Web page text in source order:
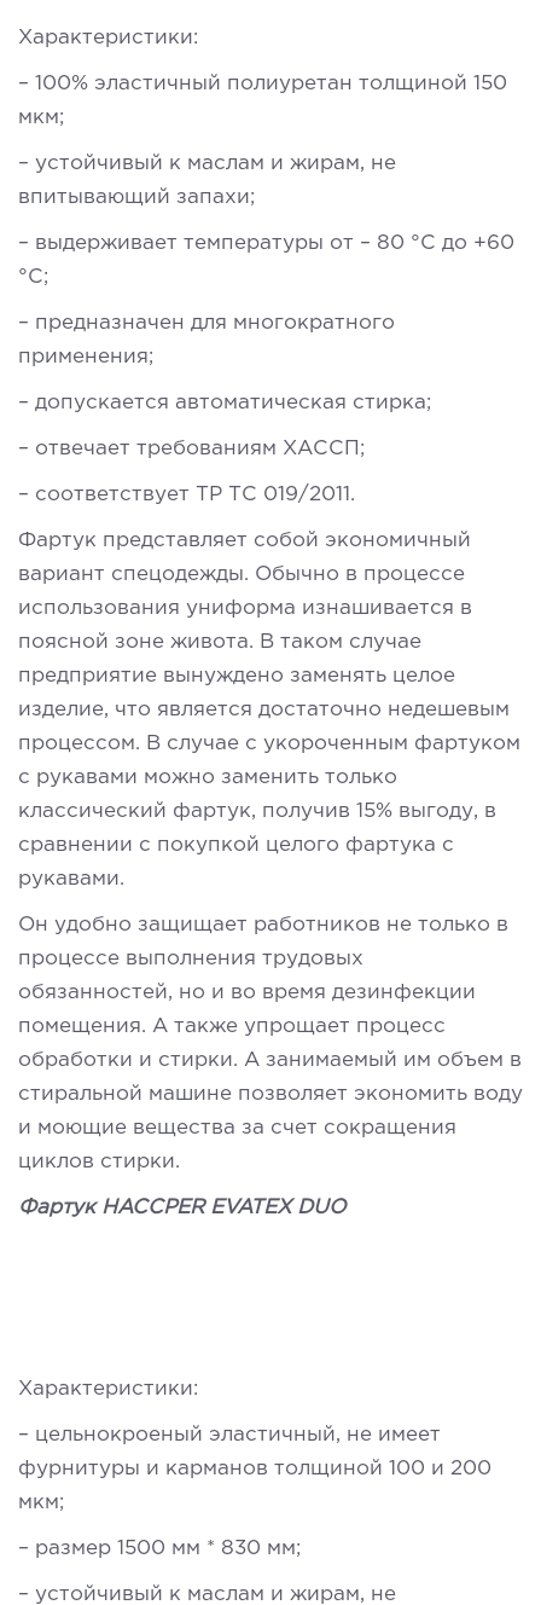
Характеристики:
– 100% эластичный полиуретан толщиной 150
мкм;
– устойчивый к маслам и жирам, не
впитывающий запахи;
– выдерживает температуры от – 80 °C до +60
°C;
– предназначен для многократного
применения;
– допускается автоматическая стирка;
– отвечает требованиям ХАССП;
– соответствует ТР ТС 019/2011.
Фартук представляет собой экономичный
вариант спецодежды. Обычно в процессе
использования униформа изнашивается в
поясной зоне живота. В таком случае
предприятие вынуждено заменять целое
изделие, что является достаточно недешевым
процессом. В случае с укороченным фартуком
с рукавами можно заменить только
классический фартук, получив 15% выгоду, в
сравнении с покупкой целого фартука с
рукавами.
Он удобно защищает работников не только в
процессе выполнения трудовых
обязанностей, но и во время дезинфекции
помещения. А также упрощает процесс
обработки и стирки. А занимаемый им объем в
стиральной машине позволяет экономить воду
и моющие вещества за счет сокращения
циклов стирки.
Фартук HACCPER EVATEX DUO
Характеристики:
– цельнокроеный эластичный, не имеет
фурнитуры и карманов толщиной 100 и 200
мкм;
– размер 1500 мм * 830 мм;
– устойчивый к маслам и жирам, не